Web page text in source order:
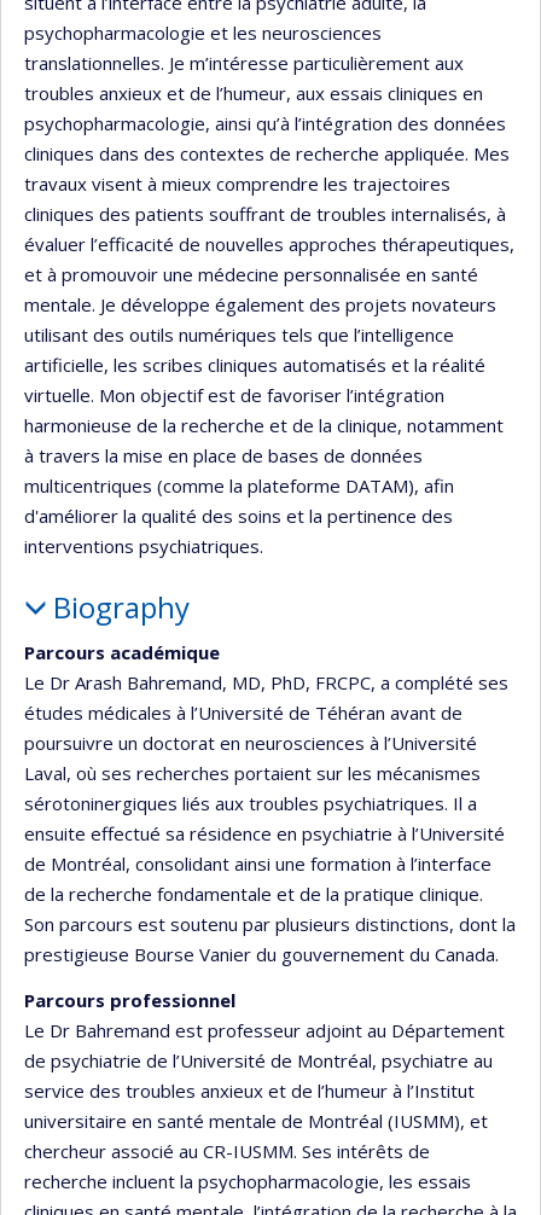
psychopharmacologie et les neurosciences
translationnelles. Je m’intéresse particulièrement aux
troubles anxieux et de l’humeur, aux essais cliniques en
psychopharmacologie, ainsi qu’à l’intégration des données
cliniques dans des contextes de recherche appliquée. Mes
travaux visent à mieux comprendre les trajectoires
cliniques des patients souffrant de troubles internalisés, à
évaluer l’efficacité de nouvelles approches thérapeutiques,
et à promouvoir une médecine personnalisée en santé
mentale. Je développe également des projets novateurs
utilisant des outils numériques tels que l’intelligence
artificielle, les scribes cliniques automatisés et la réalité
virtuelle. Mon objectif est de favoriser l’intégration
harmonieuse de la recherche et de la clinique, notamment
à travers la mise en place de bases de données
multicentriques (comme la plateforme DATAM), afin
d'améliorer la qualité des soins et la pertinence des
interventions psychiatriques.
Biography
Parcours académique
Le Dr Arash Bahremand, MD, PhD, FRCPC, a complété ses
études médicales à l’Université de Téhéran avant de
poursuivre un doctorat en neurosciences à l’Université
Laval, où ses recherches portaient sur les mécanismes
sérotoninergiques liés aux troubles psychiatriques. Il a
ensuite effectué sa résidence en psychiatrie à l’Université
de Montréal, consolidant ainsi une formation à l’interface
de la recherche fondamentale et de la pratique clinique.
Son parcours est soutenu par plusieurs distinctions, dont la
prestigieuse Bourse Vanier du gouvernement du Canada.
Parcours professionnel
Le Dr Bahremand est professeur adjoint au Département
de psychiatrie de l’Université de Montréal, psychiatre au
service des troubles anxieux et de l’humeur à l’Institut
universitaire en santé mentale de Montréal (IUSMM), et
chercheur associé au CR-IUSMM. Ses intérêts de
recherche incluent la psychopharmacologie, les essais